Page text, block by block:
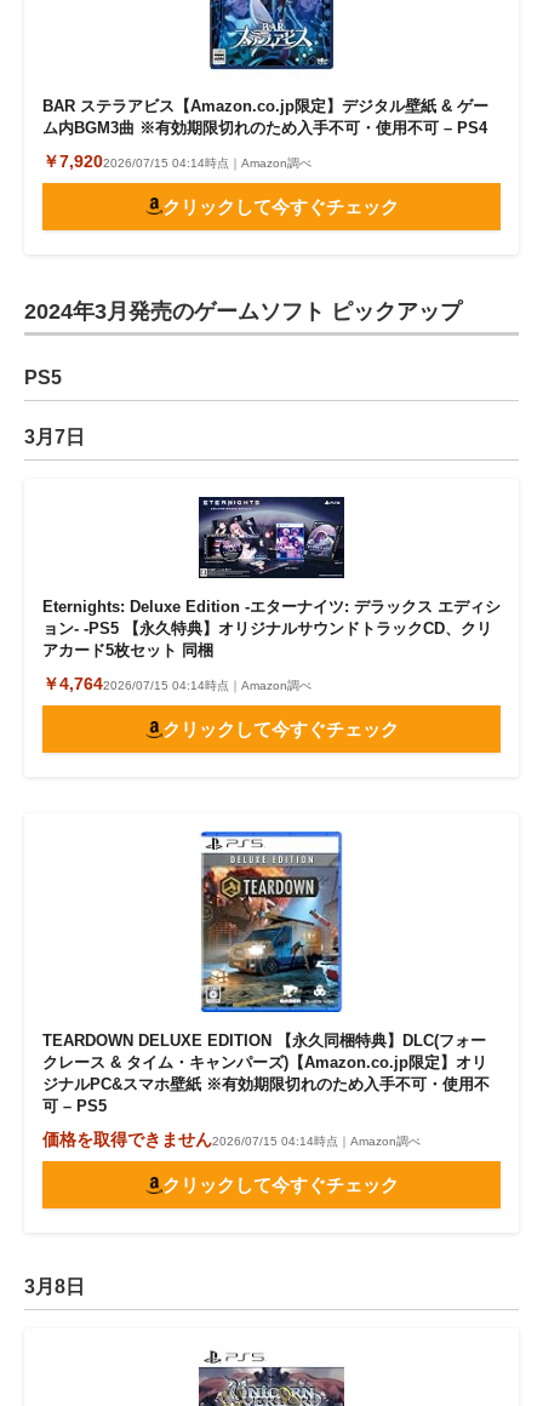
BAR ステラアビス【Amazon.co.jp限定】デジタル壁紙 & ゲー
ム内BGM3曲 ※有効期限切れのため入手不可・使用不可 – PS4
￥7,9202026/07/15 04:14時点｜Amazon調べ
クリックして今すぐチェック
2024年3月発売のゲームソフト ピックアップ
PS5
3月7日
Eternights: Deluxe Edition -エターナイツ: デラックス エディシ
ョン- -PS5 【永久特典】オリジナルサウンドトラックCD、クリ
アカード5枚セット 同梱
￥4,7642026/07/15 04:14時点｜Amazon調べ
クリックして今すぐチェック
TEARDOWN DELUXE EDITION 【永久同梱特典】DLC(フォー
クレース & タイム・キャンパーズ)【Amazon.co.jp限定】オリ
ジナルPC&スマホ壁紙 ※有効期限切れのため入手不可・使用不
可 – PS5
価格を取得できません2026/07/15 04:14時点｜Amazon調べ
クリックして今すぐチェック
3月8日